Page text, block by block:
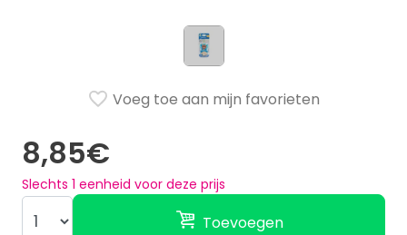
8,85€
Slechts 1 eenheid voor deze prijs
Toevoegen
Voeg toe aan mijn favorieten